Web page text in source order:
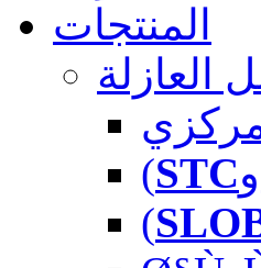
المنتجات
العازلة
وSTC
)